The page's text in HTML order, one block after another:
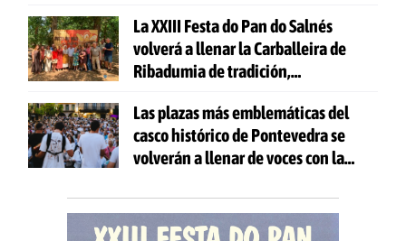
La XXIII Festa do Pan do Salnés
volverá a llenar la Carballeira de
Ribadumia de tradición,
todas las edades
Las plazas más emblemáticas del
casco histórico de Pontevedra se
volverán a llenar de voces con la